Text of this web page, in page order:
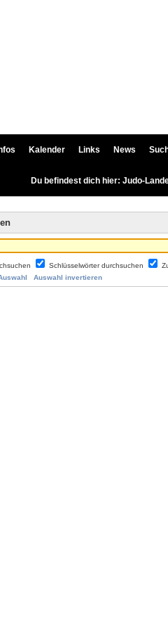
Kalender Links News
Du befindest dich hier: Judo-
Schlüsselwörter durchsuchen
Auswahl invertieren